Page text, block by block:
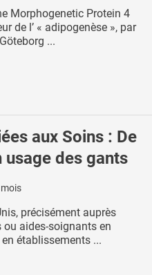
Morphogenetic Protein 4
de l’ « adipogenèse », par
...
aux Soins : De
usage des gants
précisément auprès
aides-soignants en
établissements ...